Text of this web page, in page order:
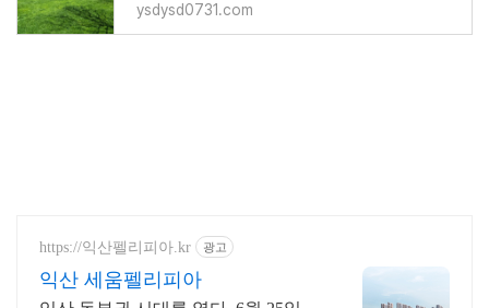
ysdysd0731.com
https://익산펠리피아.kr 광고
익산 세움펠리피아